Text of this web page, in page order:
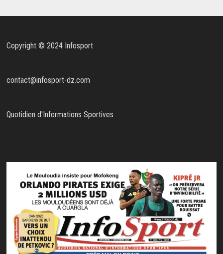
Copyright © 2024 Infosport
contact@infosport-dz.com
Quotidien d'Informations Sportives